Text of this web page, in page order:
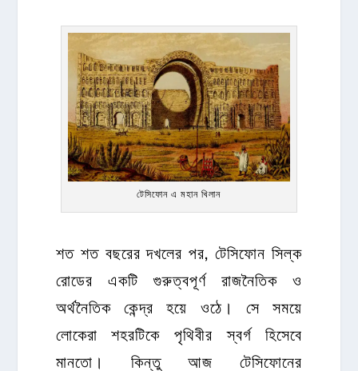
টেসিফোন এ মহান খিলান
শত শত বছরের দখলের পর, টেসিফোন সিল্ক
রোডের একটি গুরুত্বপূর্ণ রাজনৈতিক ও
অর্থনৈতিক কেন্দ্র হয়ে ওঠে। সে সময়ে
লোকেরা শহরটিকে পৃথিবীর স্বর্গ হিসেবে
মানতো। কিন্তু আজ টেসিফোনের